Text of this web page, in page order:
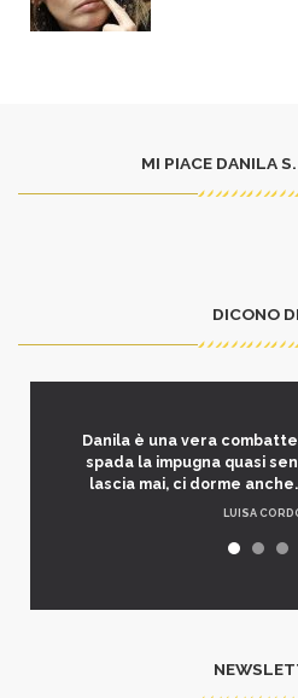
MI PIACE DANILA
DICONO
Danila è una vera
spada la impugna quasi
lascia mai, ci dorme
LUISA